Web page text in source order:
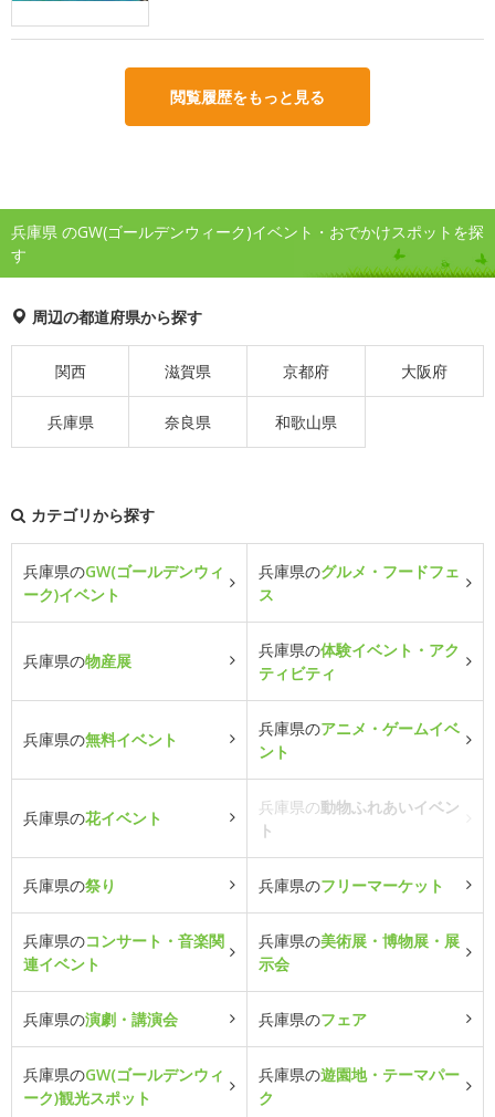
閲覧履歴をもっと見る
兵庫県 のGW(ゴールデンウィーク)イベント・おでかけスポットを探
す
周辺の都道府県から探す
関西 滋賀県 京都府 大阪府
兵庫県 奈良県 和歌山県
カテゴリから探す
兵庫県のGW(ゴールデンウィ
ーク)イベント
兵庫県のグルメ・フードフェ
ス
兵庫県の物産展
兵庫県の体験イベント・アク
ティビティ
兵庫県の無料イベント
兵庫県のアニメ・ゲームイベ
ント
兵庫県の花イベント
兵庫県の動物ふれあいイベン
ト
兵庫県の祭り 兵庫県のフリーマーケット
兵庫県のコンサート・音楽関
連イベント
兵庫県の美術展・博物展・展
示会
兵庫県の演劇・講演会 兵庫県のフェア
兵庫県のGW(ゴールデンウィ
ーク)観光スポット
兵庫県の遊園地・テーマパー
ク